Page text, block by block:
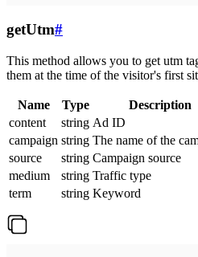
getUtm#
This method allows you to get utm
them at the time of the visitor's first
Name Type
Description
content
string Ad ID
campaign string The name of the
source
string Campaign source
medium
string Traffic type
term
string Keyword